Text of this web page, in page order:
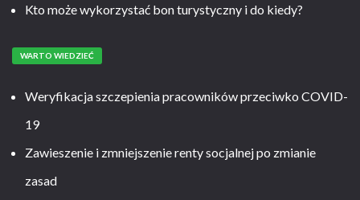
Kto może wykorzystać bon turystyczny i do kiedy?
WARTO WIEDZIEĆ
Weryfikacja szczepienia pracowników przeciwko COVID-
19
Zawieszenie i zmniejszenie renty socjalnej po zmianie
zasad